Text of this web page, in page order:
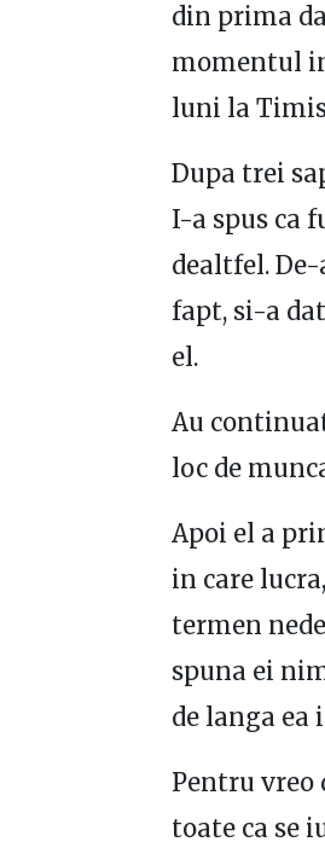
din prima
momentul
luni la
Dupa trei
I-a spus ca
dealtfel.
fapt, si-a
el.
Au
loc de
Apoi el a
in care
termen
spuna ei
de langa ea
Pentru vreo
toate ca se